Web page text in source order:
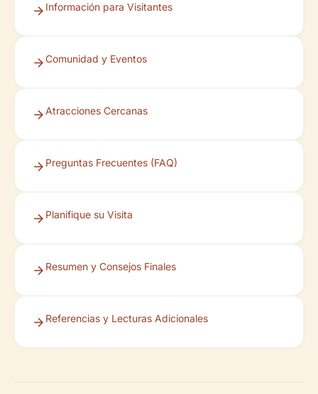
Información para Visitantes
Comunidad y Eventos
Atracciones Cercanas
Preguntas Frecuentes (FAQ)
Planifique su Visita
Resumen y Consejos Finales
Referencias y Lecturas Adicionales